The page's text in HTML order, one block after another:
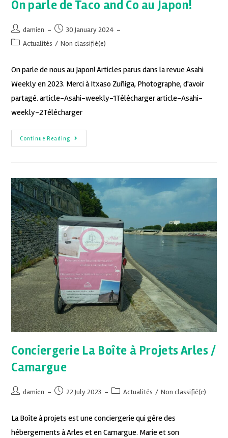
On parle de Taco and Co au Japon!
damien
30 January 2024
Actualités / Non classifié(e)
On parle de nous au Japon! Articles parus dans la revue Asahi
Weekly en 2023. Merci à Itxaso Zuñiga, Photographe, d'avoir
partagé. article-Asahi-weekly-1Télécharger article-Asahi-
weekly-2Télécharger
Continue Reading
Conciergerie La Boîte à Projets Arles /
Camargue
damien 22 July 2023 Actualités / Non classifié(e)
La Boîte à projets est une conciergerie qui gère des
hébergements à Arles et en Camargue. Marie et son